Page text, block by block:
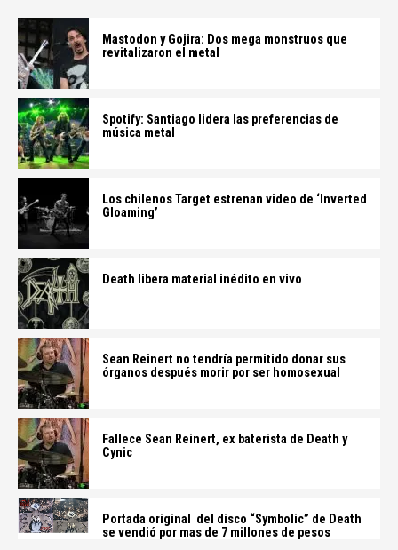
Mastodon y Gojira: Dos mega monstruos que
revitalizaron el metal
Spotify: Santiago lidera las preferencias de
música metal
Los chilenos Target estrenan video de ‘Inverted
Gloaming’
Death libera material inédito en vivo
Sean Reinert no tendría permitido donar sus
órganos después morir por ser homosexual
Fallece Sean Reinert, ex baterista de Death y
Cynic
Portada original del disco “Symbolic” de Death
se vendió por mas de 7 millones de pesos